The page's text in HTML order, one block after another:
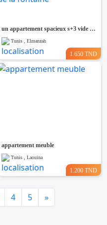
un appartement spacieux s+3 vide au 3éme étage(avec ascenseur) a louer a manzah 7 bis prés de la fontaine
Tunis , Elmanzah
1.650 TND
appartement meuble
Tunis , Laouina
1.200 TND
4 5 »Next